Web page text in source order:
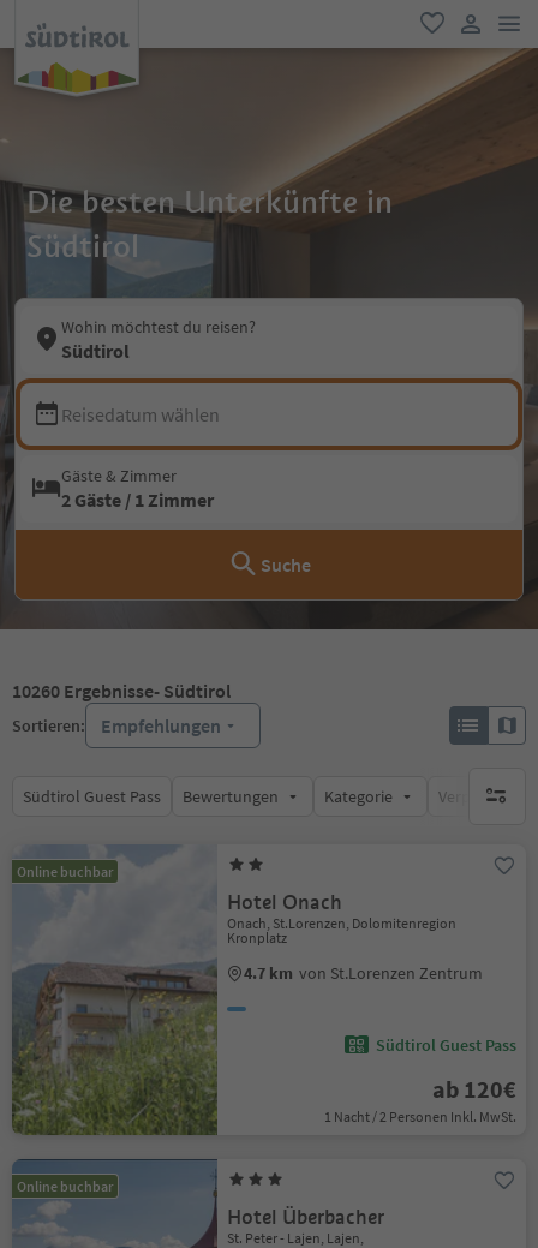
favorit
user link
Die besten Unterkünfte in
Südtirol
Wohin möchtest du reisen?
Südtirol
Reisedatum wählen
Gäste & Zimmer
2 Gäste / 1 Zimmer
Suche
10260 Ergebnisse- Südtirol
Sortieren: Empfehlungen
Südtirol Guest Pass Bewertungen Kategorie keine
Online buchbar
Hotel Onach
Onach, St.Lorenzen, Dolomitenregion
Kronplatz
4.7 km von St.Lorenzen Zentrum
Südtirol Guest Pass
ab 120€
1 Nacht / 2 Personen Inkl. MwSt.
Online buchbar
Hotel Überbacher
St. Peter - Lajen, Lajen,